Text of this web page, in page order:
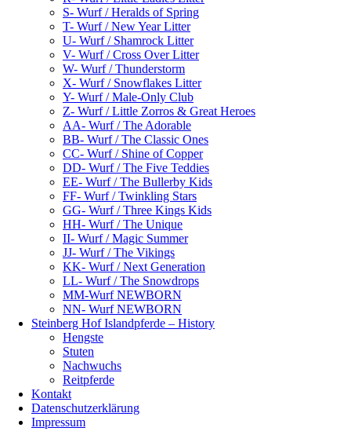
S- Wurf / Heralds of Spring
T- Wurf / New Year Litter
U- Wurf / Shamrock Litter
V- Wurf / Cross Over Litter
W- Wurf / Thunderstorm
X- Wurf / Snowflakes Litter
Y- Wurf / Male-Only Club
Z- Wurf / Little Zorros & Great Heroes
AA- Wurf / The Adorable
BB- Wurf / The Classic Ones
CC- Wurf / Shine of Copper
DD- Wurf / The Five Teddies
EE- Wurf / The Bullerby Kids
FF- Wurf / Twinkling Stars
GG- Wurf / Three Kings Kids
HH- Wurf / The Unique
II- Wurf / Magic Summer
JJ- Wurf / The Vikings
KK- Wurf / Next Generation
LL- Wurf / The Snowdrops
MM-Wurf NEWBORN
NN- Wurf NEWBORN
Steinberg Hof Islandpferde – History
Hengste
Stuten
Nachwuchs
Reitpferde
Kontakt
Datenschutzerklärung
Impressum